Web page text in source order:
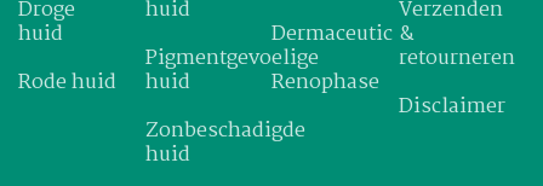
Droge
huid
Rode huid
huid
Pigmentgevoelige
huid
Zonbeschadigde
huid
Dermaceutic
Renophase
Verzenden
&
retourneren
Disclaimer